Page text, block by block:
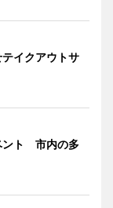
イクアウトサ
ント 市内の多